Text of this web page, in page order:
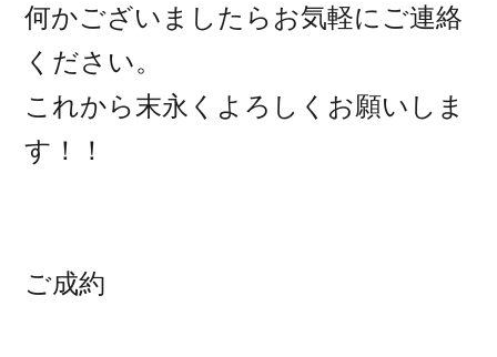
何かございましたらお気軽にご連絡
ください。
これから末永くよろしくお願いしま
す！！
ご成約